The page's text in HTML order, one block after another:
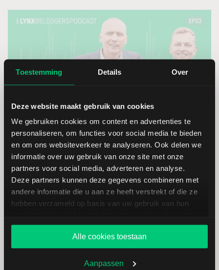
Toestemming Details Over
Deze website maakt gebruik van cookies
We gebruiken cookies om content en advertenties te
personaliseren, om functies voor social media te bieden
en om ons websiteverkeer te analyseren. Ook delen we
informatie over uw gebruik van onze site met onze
partners voor social media, adverteren en analyse.
Deze partners kunnen deze gegevens combineren met
andere informatie die u aan ze heeft verstrekt of die ze
hebben verzameld op basis van uw gebruik van hun
website blijft gebruiken.
Alle cookies toestaan
Aanpassen
LYNX Beleggerspodcast | Aflevering 33: Microsoft vs
Meta: wie verdient écht aan AI?
31-07-2026
Microsoft stijgt hard, terwijl Meta juist onderuitgaat.
Beide techreuzen investeren tientallen miljarden in AI,